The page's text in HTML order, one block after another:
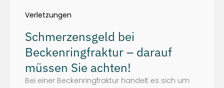
Verletzungen
Schmerzensgeld bei
Beckenringfraktur – darauf
müssen Sie achten!
Bei einer Beckenringfraktur handelt es sich um